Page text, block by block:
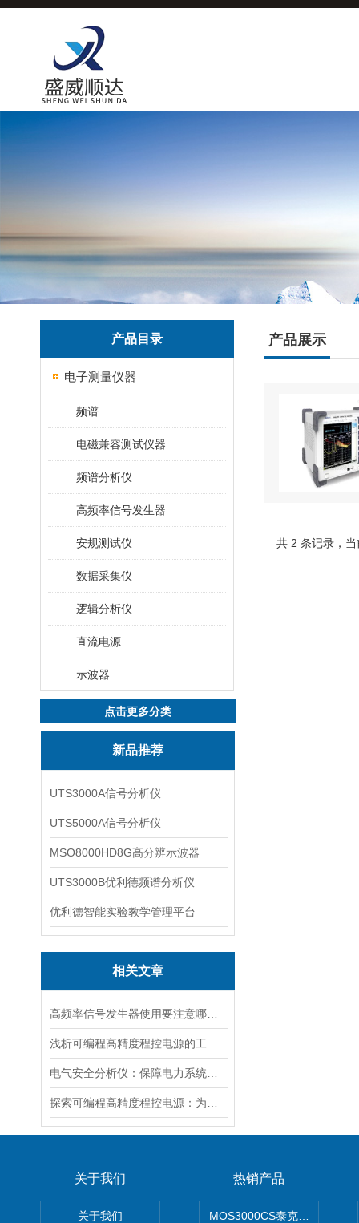
产品目录
电子测量仪器
频谱
电磁兼容测试仪器
频谱分析仪
高频率信号发生器
安规测试仪
数据采集仪
逻辑分析仪
直流电源
示波器
点击更多分类
新品推荐
UTS3000A信号分析仪
UTS5000A信号分析仪
MSO8000HD8G高分辨示波器
UTS3000B优利德频谱分析仪
优利德智能实验教学管理平台
相关文章
产品展示
共 2 条记录，
关于我们
关于我们
热销产品
MOS3000CS泰克2G高带宽